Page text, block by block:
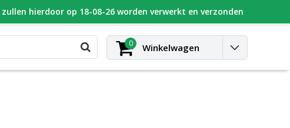
PEUGEOT Blog Contact Inloggen
0 Winkelwagen
hierdoor op 18-08-26 worden verwerkt en verzonden